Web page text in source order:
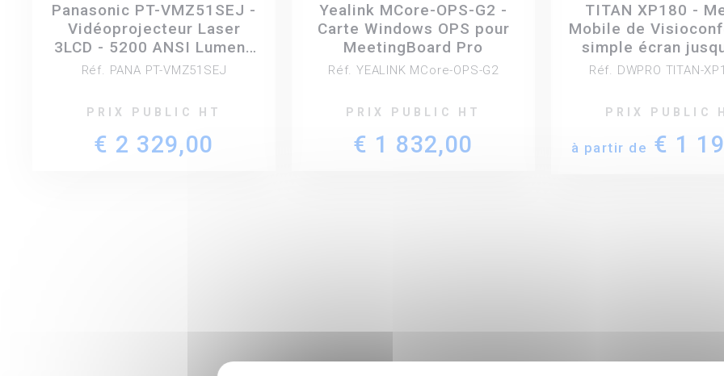
Panasonic PT-VMZ51SEJ -
Vidéoprojecteur Laser
3LCD - 5200 ANSI Lumens
-WUXGA
Réf. PANA PT-VMZ51SEJ
PRIX PUBLIC HT
€ 2 329,00
Yealink MCore-OPS-G2 -
Carte Windows OPS pour
MeetingBoard Pro
Réf. YEALINK MCore-OPS-G2
PRIX PUBLIC HT
€ 1 832,00
TITAN XP180 -
Mobile de
simple écran
pouces de coloris
Réf. DWPRO TITAN-
PRIX PUBLIC
à partir de € 1